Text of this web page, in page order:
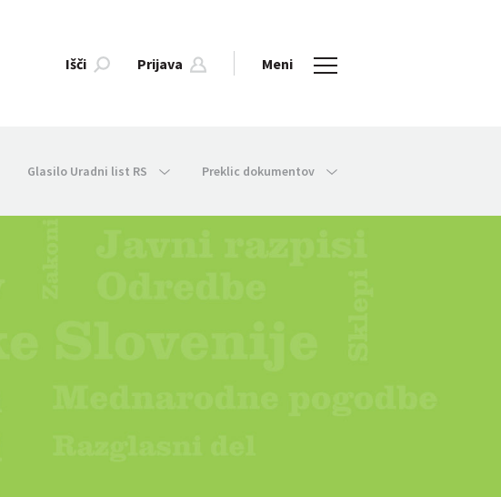
Išči Prijava Meni
Glasilo Uradni list RS Preklic dokumentov